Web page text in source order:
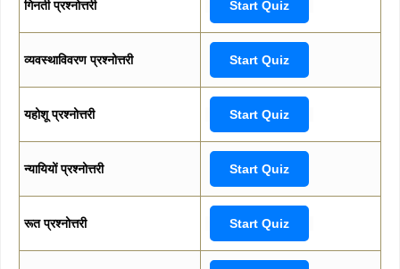
गिनती प्रश्नोत्तरी Start Quiz
व्यवस्थाविवरण प्रश्नोत्तरी Start Quiz
यहोशू प्रश्नोत्तरी Start Quiz
न्यायियों प्रश्नोत्तरी Start Quiz
रूत प्रश्नोत्तरी Start Quiz